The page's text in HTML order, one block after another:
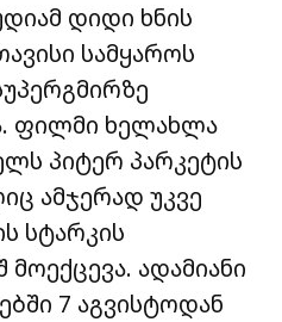
დიდი ხნის
სამყაროს
ფილმი ხელახლა
პიტერ პარკეტის
ამჯერად უკვე
სტარკის
ადამიანი
7 აგვისტოდან